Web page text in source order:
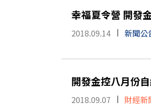
幸福夏令營 開發
2018.09.14 新聞公
開發金控八月份
2018.09.07 財經新